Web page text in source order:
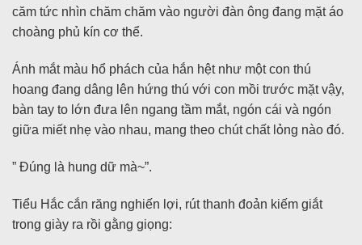
căm tức nhìn chăm chăm vào người đàn ông đang mặt áo
choàng phủ kín cơ thể.
Ánh mắt màu hổ phách của hắn hệt như một con thú
hoang đang dâng lên hứng thú với con mồi trước mặt vậy,
bàn tay to lớn đưa lên ngang tầm mắt, ngón cái và ngón
giữa miết nhẹ vào nhau, mang theo chút chất lỏng nào đó.
” Đúng là hung dữ mà~”.
Tiểu Hắc cắn răng nghiến lợi, rút thanh đoản kiếm giắt
trong giày ra rồi gằng giọng: